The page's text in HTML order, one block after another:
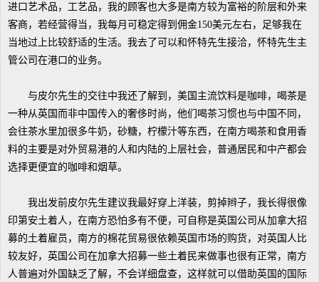
进口艺术品，工艺品，我的顾客也大多是南方较为富裕的阶层和外来
客商，若经营得当，我每月可稳定得到佣金150美元左右，足够我在
当地过上比较舒适的生活。我去了可以和怀特先生接洽，怀特先生主
管公司在港口的业务。
与皮尔先生的交往中我还了解到，美国主流饮料是咖啡，喝茶是
一种从英国而非中国传入的奢侈时尚，他们喝茶习惯也与中国不同，
会往茶水里加很多牛奶，砂糖，柠檬汁等东西，在南方喝茶和食用香
料的主要是对外贸易港的人和内陆的上层社会，普通居民和中产都会
选择更便宜的咖啡和烟草。
我出发前皮尔先生建议我最好穿上洋装，剪掉辫子，我长得很像
印第安土着人，在南方恐怕多有不便，可自称是英国公司从加拿大招
募的土着雇员，南方的棉花贸易很依赖英国市场的购货，对英国人比
较友好，英国公司在加拿大招募一些土着民来做事也很有正常，南方
人普遍对外国缺乏了解，不会详细盘查，这样就可以借助英国的国际